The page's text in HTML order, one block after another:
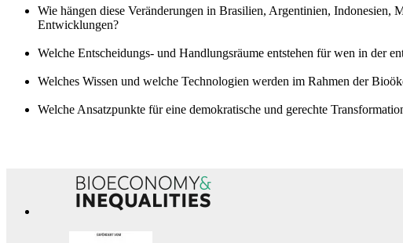
Wie hängen diese Veränderungen in Brasilien, Argentinien, Indonesien,
Entwicklungen?
Welche Entscheidungs- und Handlungsräume entstehen für wen in der
Welches Wissen und welche Technologien werden im Rahmen der
Welche Ansatzpunkte für eine demokratische und gerechte